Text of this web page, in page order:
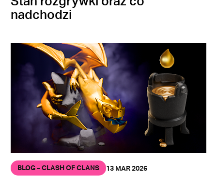
nadchodzi
BLOG – CLASH OF CLANS 13 MAR 2026